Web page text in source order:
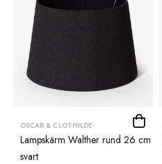
OSCAR & CLOTHILDE
Lampskärm Walther rund 26 cm
svart